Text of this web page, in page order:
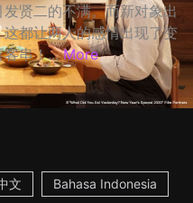
贤二的不满。而新对象出
都让两人的感情出现了变
串！... More
文 Bahasa Indonesia